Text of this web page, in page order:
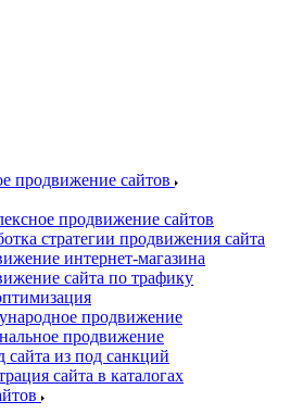
продвижение сайтов
продвижение сайтов
стратегии продвижения сайта
интернет-магазина
сайта по трафику
продвижение
продвижение
сайта из под санкций
сайта в каталогах